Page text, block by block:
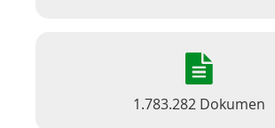
1.783.282 Dokumen